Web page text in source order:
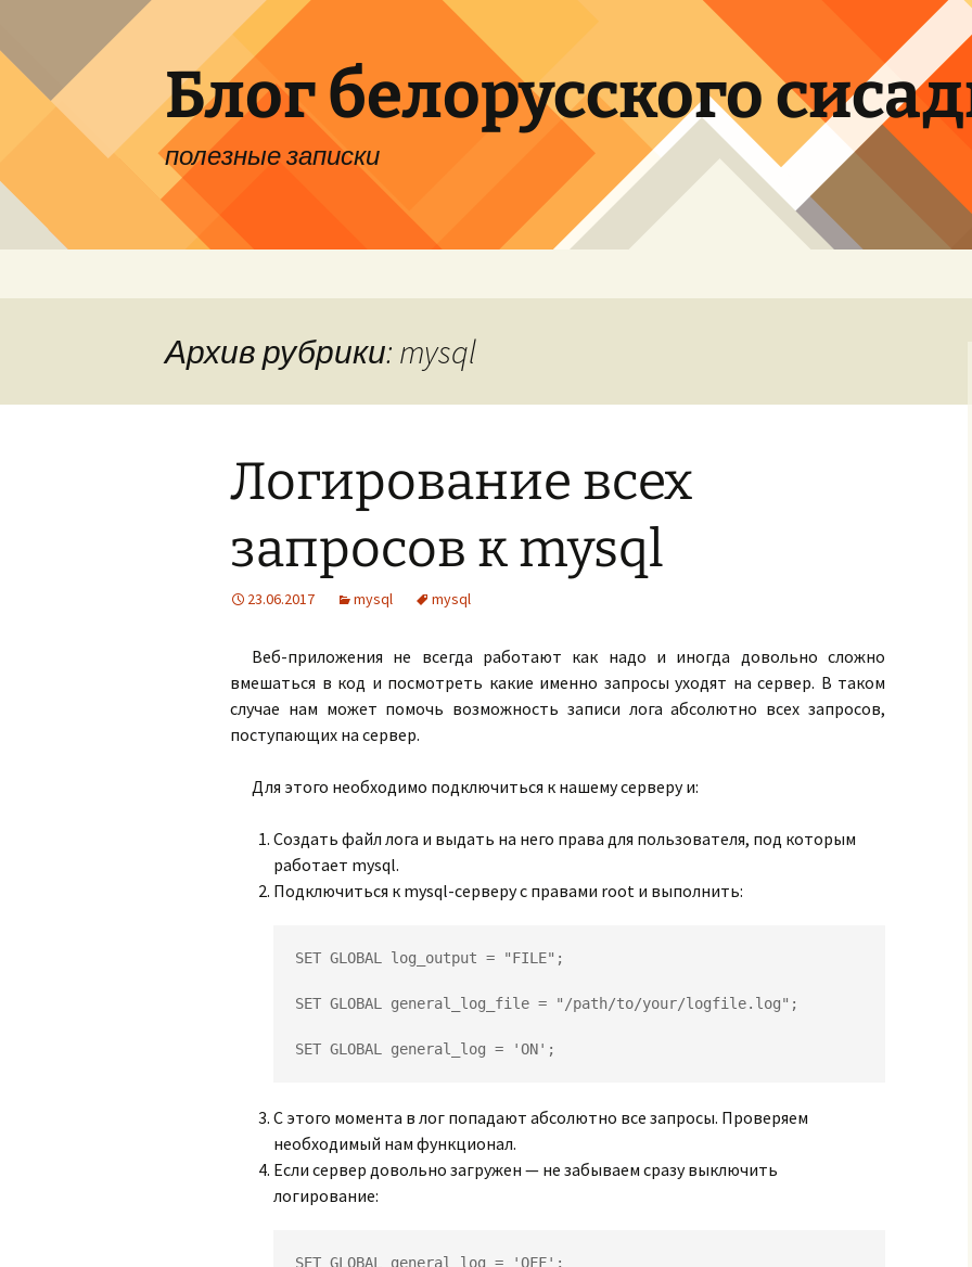
содержимому
Блог белорусского
полезные записки
Архив рубрики: mysql
Логирование всех
запросов к mysql
23.06.2017 mysql mysql
Веб-приложения не всегда работают как надо и иногда довольно сложно
вмешаться в код и посмотреть какие именно запросы уходят на сервер. В таком
случае нам может помочь возможность записи лога абсолютно всех запросов,
поступающих на сервер.
Для этого необходимо подключиться к нашему серверу и:
Создать файл лога и выдать на него права для пользователя, под которым
работает mysql.
Подключиться к mysql-серверу с правами root и выполнить:
SET GLOBAL log_output = "FILE";
SET GLOBAL general_log_file = "/path/to/your/logfile.log";
SET GLOBAL general_log = 'ON';
С этого момента в лог попадают абсолютно все запросы. Проверяем
необходимый нам функционал.
Если сервер довольно загружен — не забываем сразу выключить
логирование:
SET GLOBAL general_log = 'OFF';